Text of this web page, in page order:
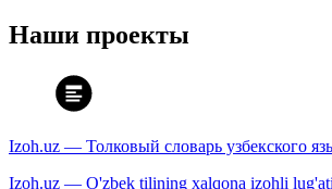
Наши проекты
Izoh.uz — Толковый словарь узбекского
Izoh.uz — O'zbek tilining xalqona izohli